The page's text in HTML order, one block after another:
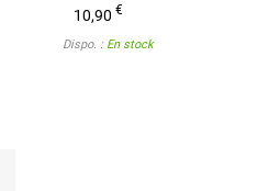
10,90 €
Dispo. : En stock